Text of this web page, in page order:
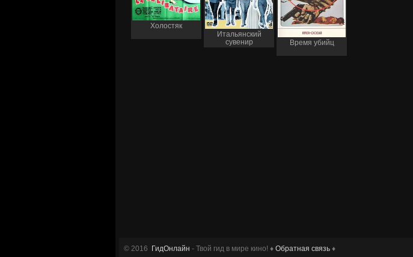
Холостяк
Итальянский
сувенир
Время убийц
© 2016 ГидОнлайн - Твой гид в мире кино! ♦ Обратная связь ♦